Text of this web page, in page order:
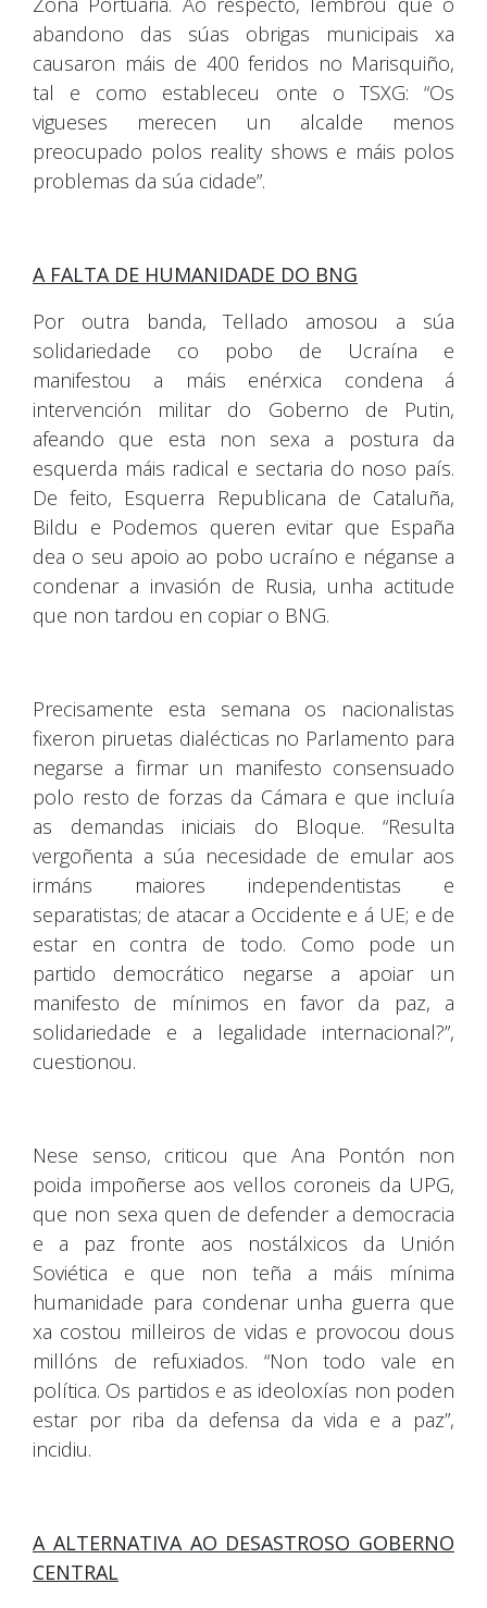
abandono das súas obrigas municipais xa
causaron máis de 400 feridos no Marisquiño,
tal e como estableceu onte o TSXG: “Os
vigueses merecen un alcalde menos
preocupado polos reality shows e máis polos
problemas da súa cidade”.
A FALTA DE HUMANIDADE DO BNG
Por outra banda, Tellado amosou a súa
solidariedade co pobo de Ucraína e
manifestou a máis enérxica condena á
intervención militar do Goberno de Putin,
afeando que esta non sexa a postura da
esquerda máis radical e sectaria do noso país.
De feito, Esquerra Republicana de Cataluña,
Bildu e Podemos queren evitar que España
dea o seu apoio ao pobo ucraíno e néganse a
condenar a invasión de Rusia, unha actitude
que non tardou en copiar o BNG.
Precisamente esta semana os nacionalistas
fixeron piruetas dialécticas no Parlamento para
negarse a firmar un manifesto consensuado
polo resto de forzas da Cámara e que incluía
as demandas iniciais do Bloque. “Resulta
vergoñenta a súa necesidade de emular aos
irmáns maiores independentistas e
separatistas; de atacar a Occidente e á UE; e de
estar en contra de todo. Como pode un
partido democrático negarse a apoiar un
manifesto de mínimos en favor da paz, a
solidariedade e a legalidade internacional?”,
cuestionou.
Nese senso, criticou que Ana Pontón non
poida impoñerse aos vellos coroneis da UPG,
que non sexa quen de defender a democracia
e a paz fronte aos nostálxicos da Unión
Soviética e que non teña a máis mínima
humanidade para condenar unha guerra que
xa costou milleiros de vidas e provocou dous
millóns de refuxiados. “Non todo vale en
política. Os partidos e as ideoloxías non poden
estar por riba da defensa da vida e a paz”,
incidiu.
A ALTERNATIVA AO DESASTROSO GOBERNO
CENTRAL